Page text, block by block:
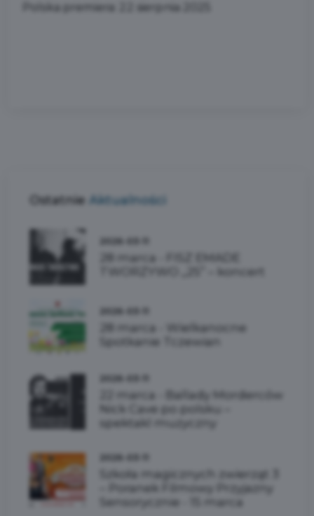
Polska premiera: 22 sierpnia 2025
Ostatnie Aktualności
28 marca - FISZ EMADE
TWORZYWO „25” – koncert
28 marca - Wielkanocne
Spotkanie Tczewian
22 marca - Ballady Morderców
Nick Cave po polsku –
spektakl muzyczny
Szkoła magicznych zwierząt 3
– Poranek Filmowy Przyjazny
Sensorycznie - 15 marca